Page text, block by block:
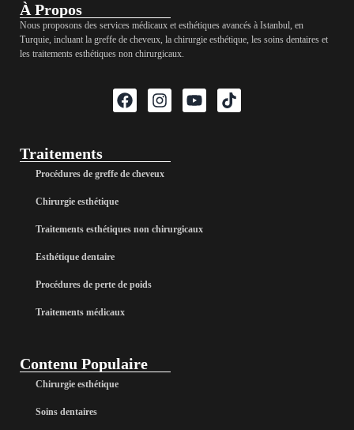
À Propos
Nous proposons des services médicaux et esthétiques avancés à Istanbul, en
Turquie, incluant la greffe de cheveux, la chirurgie esthétique, les soins dentaires et
les traitements esthétiques non chirurgicaux.
Traitements
Procédures de greffe de cheveux
Chirurgie esthétique
Traitements esthétiques non chirurgicaux
Esthétique dentaire
Procédures de perte de poids
Traitements médicaux
Contenu Populaire
Chirurgie esthétique
Soins dentaires